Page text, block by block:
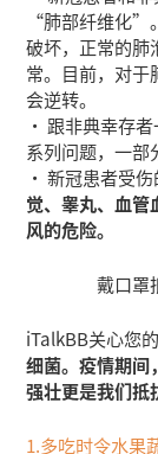
“肺部纤维化”
破坏，正常的肺
常。目前，对于
会逆转。
• 跟非典幸存
系列问题，一部
• 新冠患者受
觉、睾丸、血管
风的危险。
戴口罩
iTalkBB关心您的
细菌。疫情期间
强壮更是我们抵
1.多吃时令水果